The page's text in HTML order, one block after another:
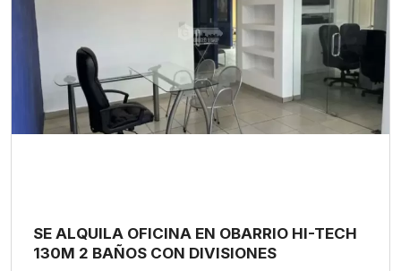
SE ALQUILA OFICINA EN OBARRIO HI-TECH
130M 2 BAÑOS CON DIVISIONES